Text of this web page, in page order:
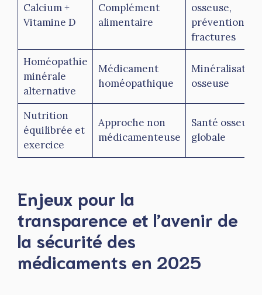
Calcium +
Vitamine D
Complément
alimentaire
osseuse,
prévention
fractures
Homéopathie
minérale
alternative
Médicament
homéopathique
Minéralisation
osseuse
Nutrition
équilibrée et
exercice
Approche non
médicamenteuse
Santé osseuse
globale
Enjeux pour la
transparence et l’avenir de
la sécurité des
médicaments en 2025